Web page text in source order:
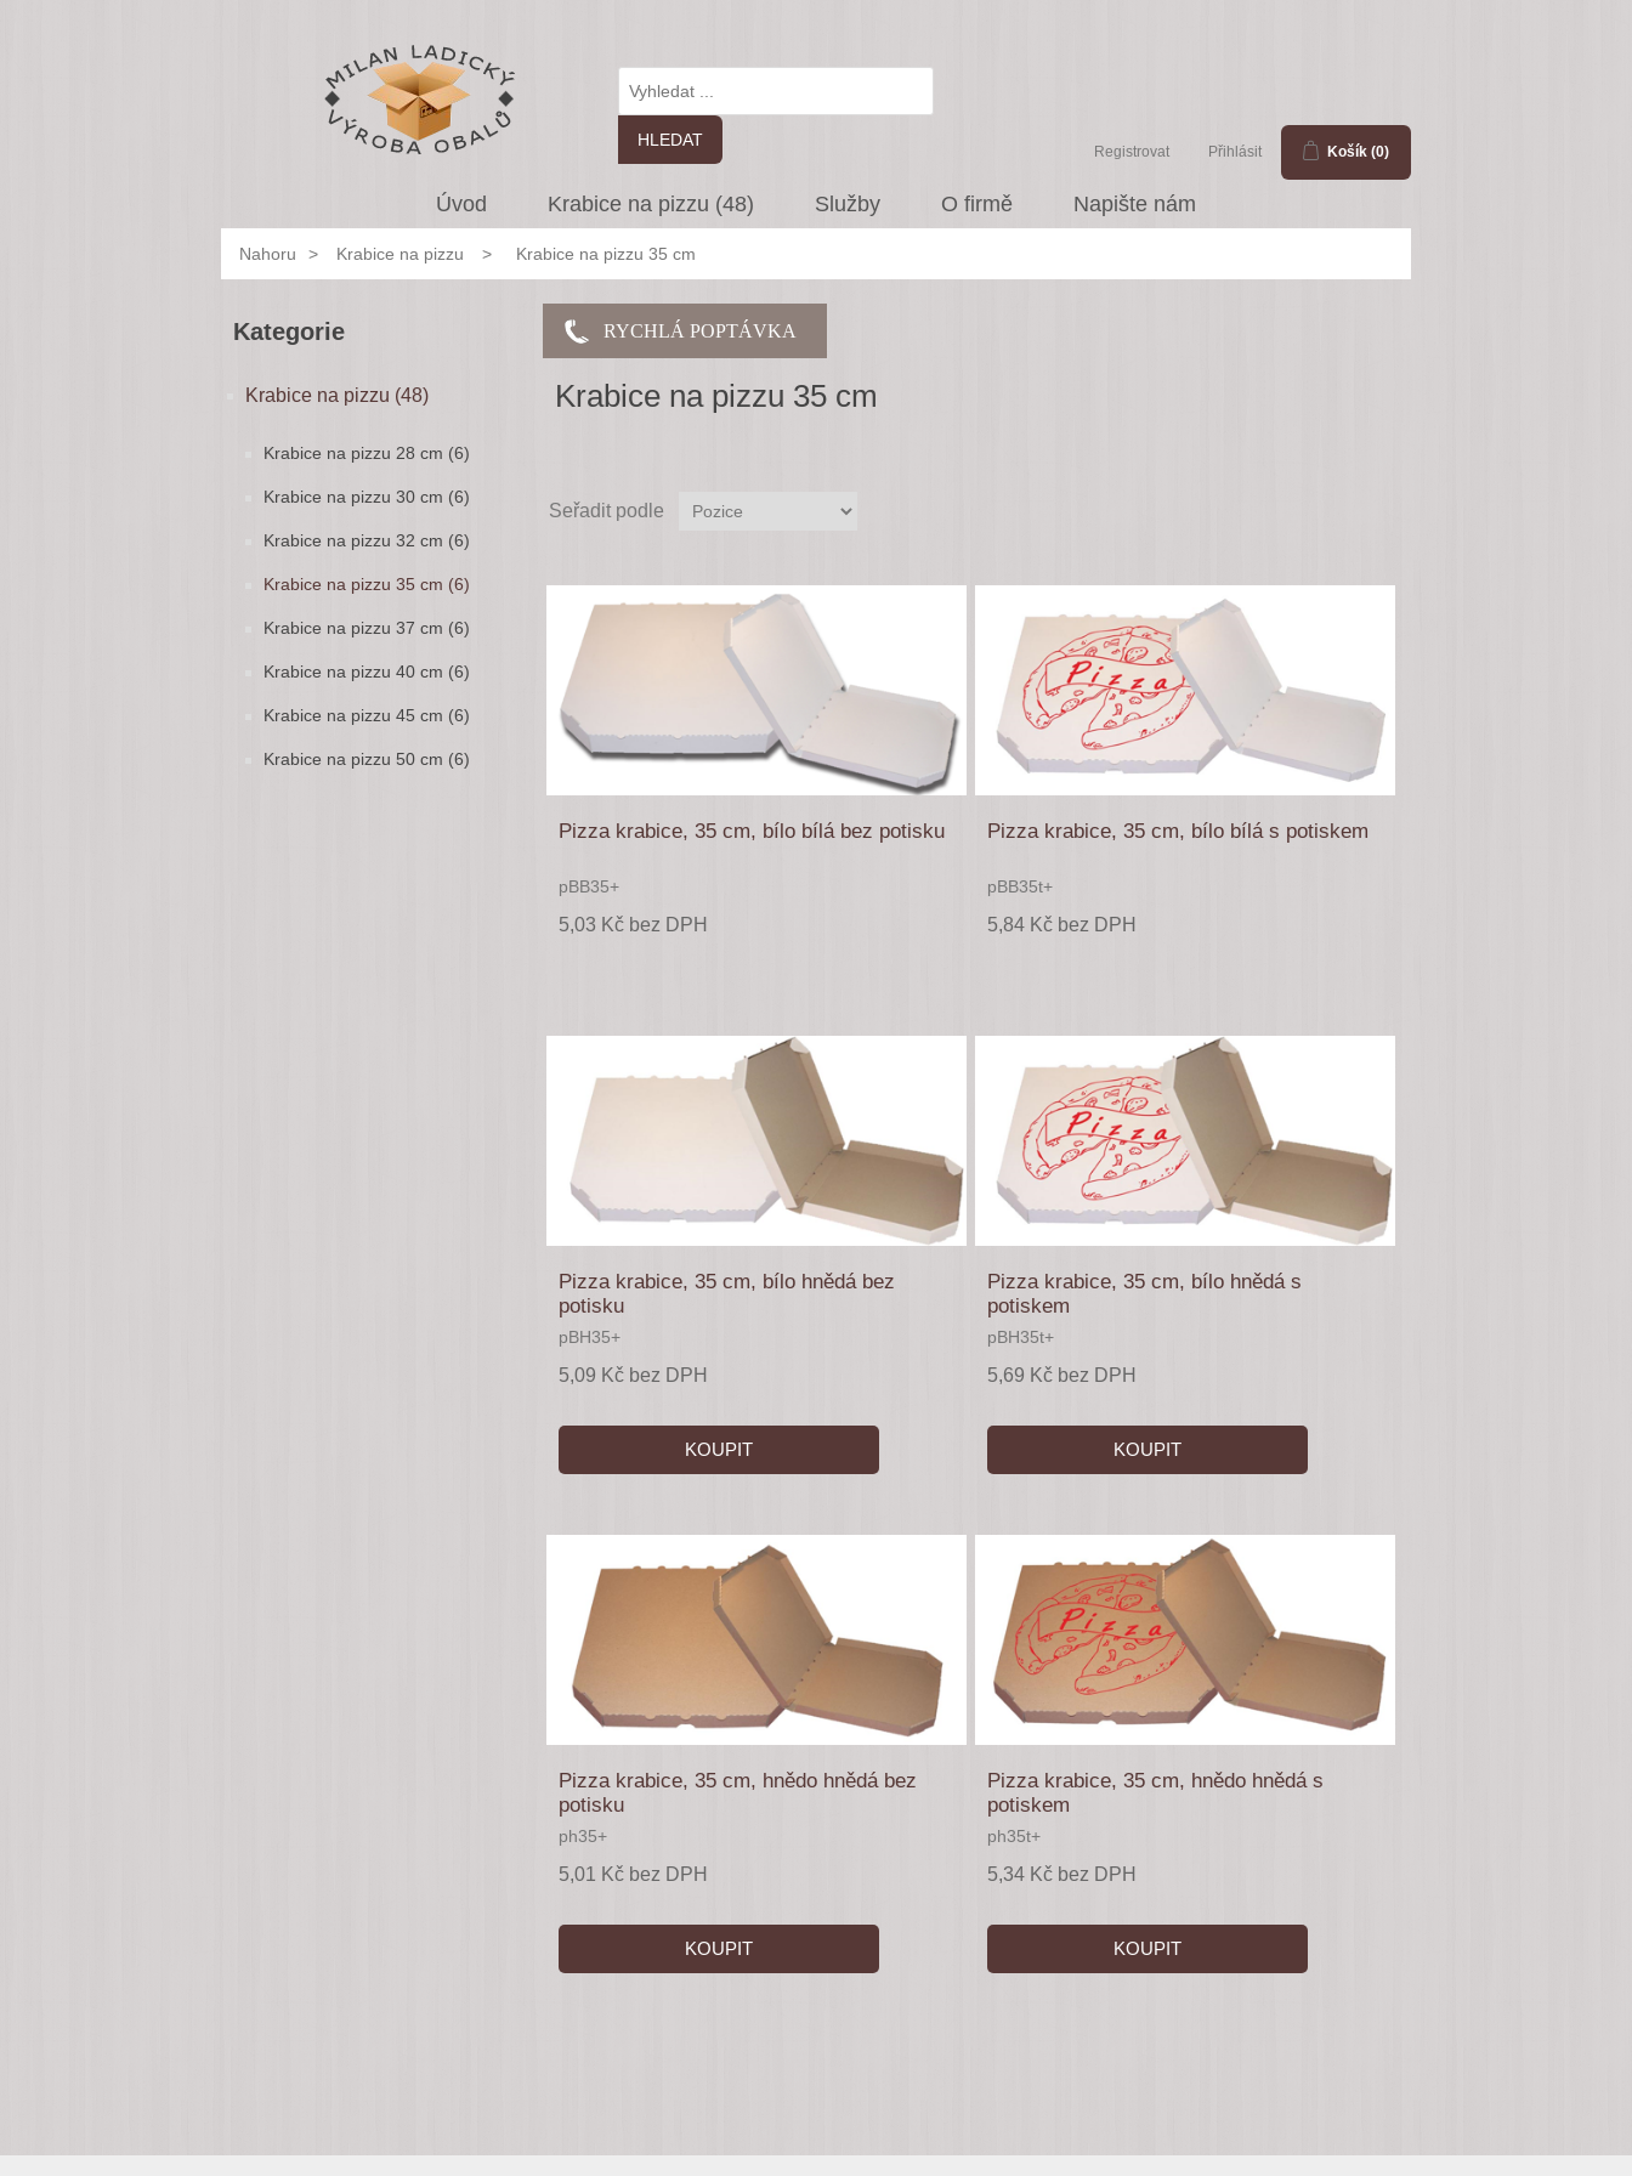
Registrovat Přihlásit Košík (0)
Úvod Krabice na pizzu (48) Služby O firmě Napište nám
Nahoru > Krabice na pizzu > Krabice na pizzu 35 cm
Kategorie
Krabice na pizzu (48)
Krabice na pizzu 28 cm (6)
Krabice na pizzu 30 cm (6)
Krabice na pizzu 32 cm (6)
Krabice na pizzu 35 cm (6)
Krabice na pizzu 37 cm (6)
Krabice na pizzu 40 cm (6)
Krabice na pizzu 45 cm (6)
Krabice na pizzu 50 cm (6)
Krabice na pizzu 35 cm
Seřadit podle
Pizza krabice, 35 cm, bílo bílá bez potisku
pBB35+
5,03 Kč bez DPH
Pizza krabice, 35 cm, bílo bílá s potiskem
pBB35t+
5,84 Kč bez DPH
Pizza krabice, 35 cm, bílo hnědá bez
potisku
pBH35+
5,09 Kč bez DPH
Pizza krabice, 35 cm, bílo hnědá s
potiskem
pBH35t+
5,69 Kč bez DPH
Pizza krabice, 35 cm, hnědo hnědá bez
potisku
ph35+
5,01 Kč bez DPH
Pizza krabice, 35 cm, hnědo hnědá s
potiskem
ph35t+
5,34 Kč bez DPH